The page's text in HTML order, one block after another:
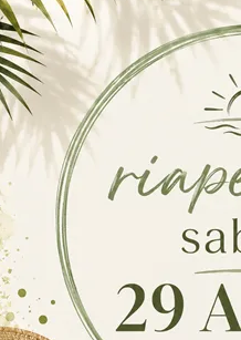
Pagina
la pagina che stai
a navigare per